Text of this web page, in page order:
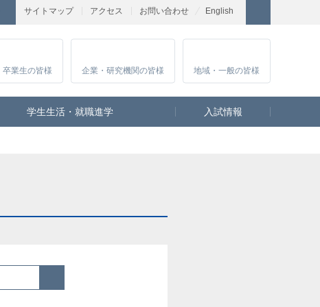
サイトマップ アクセス お問い合わせ English
卒業生の皆様 企業・研究機関の皆様 地域・一般の皆様
学生生活・就職進学 入試情報